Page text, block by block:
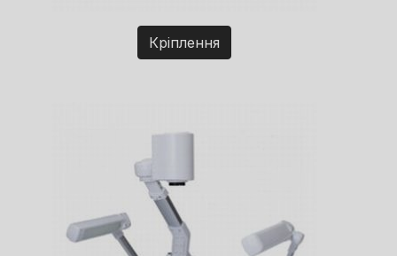
Кріплення